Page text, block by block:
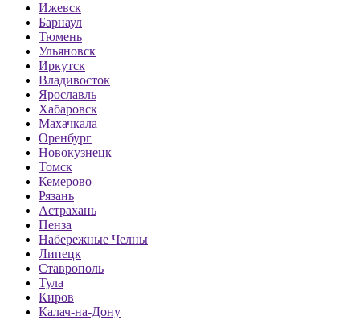
Ижевск
Барнаул
Тюмень
Ульяновск
Иркутск
Владивосток
Ярославль
Хабаровск
Махачкала
Оренбург
Новокузнецк
Томск
Кемерово
Рязань
Астрахань
Пенза
Набережные Челны
Липецк
Ставрополь
Тула
Киров
Калач-на-Дону